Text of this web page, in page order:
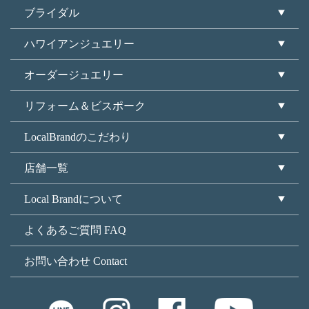
ブライダル
ハワイアンジュエリー
オーダージュエリー
リフォーム＆ビスポーク
LocalBrandのこだわり
店舗一覧
Local Brandについて
よくあるご質問 FAQ
お問い合わせ Contact